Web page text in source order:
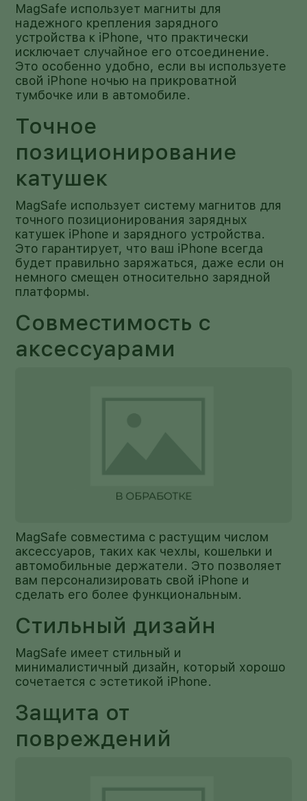
MagSafe использует магниты для
надежного крепления зарядного
устройства к iPhone, что практически
исключает случайное его отсоединение.
Это особенно удобно, если вы используете
свой iPhone ночью на прикроватной
тумбочке или в автомобиле.
Точное
позиционирование
катушек
MagSafe использует систему магнитов для
точного позиционирования зарядных
катушек iPhone и зарядного устройства.
Это гарантирует, что ваш iPhone всегда
будет правильно заряжаться, даже если он
немного смещен относительно зарядной
платформы.
Совместимость с
аксессуарами
MagSafe совместима с растущим числом
аксессуаров, таких как чехлы, кошельки и
автомобильные держатели. Это позволяет
вам персонализировать свой iPhone и
сделать его более функциональным.
Стильный дизайн
MagSafe имеет стильный и
минималистичный дизайн, который хорошо
сочетается с эстетикой iPhone.
Защита от
повреждений